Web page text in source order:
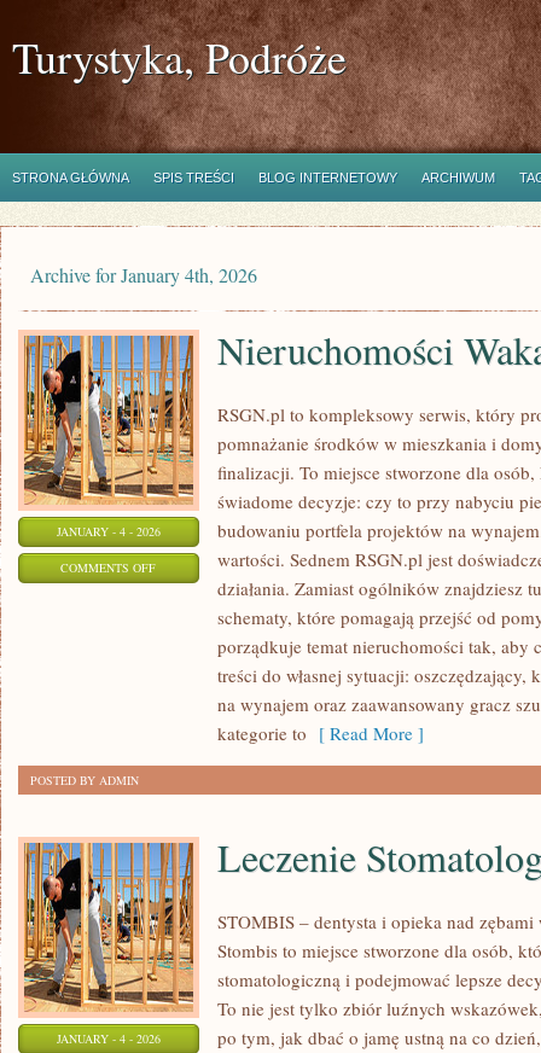
Turystyka, Podróże
STRONA GŁÓWNA SPIS TREŚCI BLOG INTERNETOWY ARCHIWUM
Archive for January 4th, 2026
JANUARY - 4 - 2026
COMMENTS OFFON
NIERUCHOMOŚCI
WAKACYJNE
Nieruchomości
RSGN.pl to kompleksowy serwis, który
pomnażanie środków w mieszkania i
finalizacji. To miejsce stworzone dla
świadome decyzje: czy to przy nabyciu
budowaniu portfela projektów na
wartości. Sednem RSGN.pl jest
działania. Zamiast ogólników znajdziesz
schematy, które pomagają przejść od
porządkuje temat nieruchomości tak, aby
treści do własnej sytuacji: oszczędzający,
na wynajem oraz zaawansowany gracz
kategorie to [ Read More ]
POSTED BY ADMIN
JANUARY - 4 - 2026
Leczenie
STOMBIS – dentysta i opieka nad
Stombis to miejsce stworzone dla osób,
stomatologiczną i podejmować lepsze
To nie jest tylko zbiór luźnych
po tym, jak dbać o jamę ustną na co